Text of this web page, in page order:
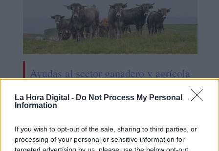
La Hora Digital - Do Not Process My Personal
Information
If you wish to opt-out of the sale, sharing to third parties, or
processing of your personal or sensitive information for
targeted advertising by us, please use the below opt-out
Ayudas al sector ganadero y agrícola